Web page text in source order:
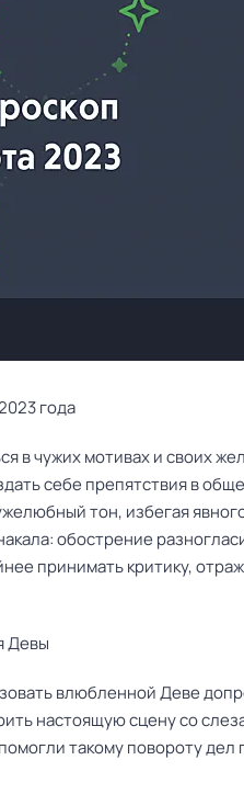
года
в чужих мотивах и своих
себе препятствия в
тон, избегая
обострение
принимать критику,
Девы
влюбленной Деве
настоящую сцену со
такому повороту дел